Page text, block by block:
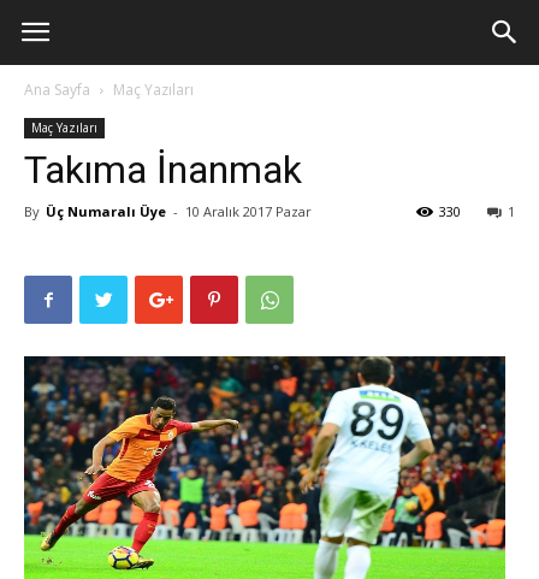
Ana Sayfa Maç Yazıları
Maç Yazıları
Takıma İnanmak
By Üç Numaralı Üye - 10 Aralık 2017 Pazar 1
330